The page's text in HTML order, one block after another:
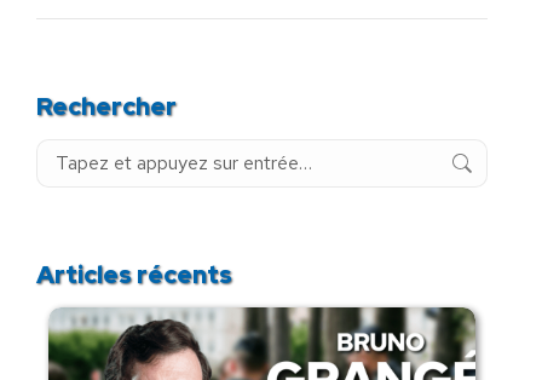
Rechercher
Recherche
Articles récents